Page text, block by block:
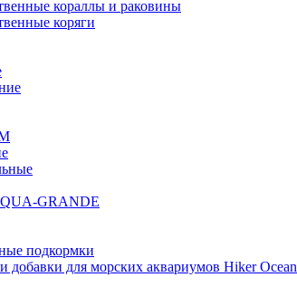
кораллы и раковины
коряги
GRANDE
подкормки
добавки для морских аквариумов Hiker Ocean